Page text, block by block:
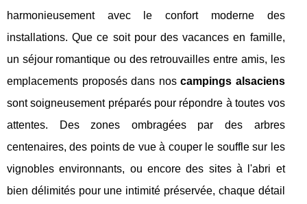
harmonieusement avec le confort moderne des
installations. Que ce soit pour des vacances en famille,
un séjour romantique ou des retrouvailles entre amis, les
emplacements proposés dans noscampings alsaciens
sont soigneusement préparés pour répondre à toutes vos
attentes. Des zones ombragées par des arbres
centenaires, des points de vue à couper le souffle sur les
vignobles environnants, ou encore des sites à l'abri et
bien délimités pour une intimité préservée, chaque détail